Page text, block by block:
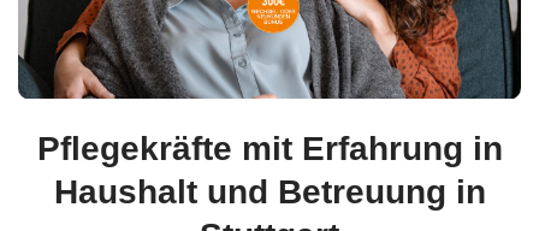
Pflegekräfte mit Erfahrung in
Haushalt und Betreuung in